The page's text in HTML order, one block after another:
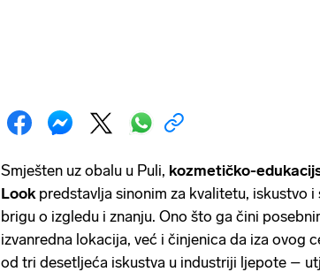
Smješten uz obalu u Puli, kozmetičko-
Lookpredstavlja sinonim za kvalitetu, iskustvo i
brigu o izgledu i znanju. Ono što ga čini
izvanredna lokacija, već i činjenica da iza ovog
od tri desetljeća iskustva u industriji ljepote –